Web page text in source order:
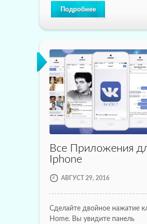
Подробнее
Все Приложения
Iphone
АВГУСТ 29, 2016
Сделайте двойное нажатие
Home. Вы увидите панель